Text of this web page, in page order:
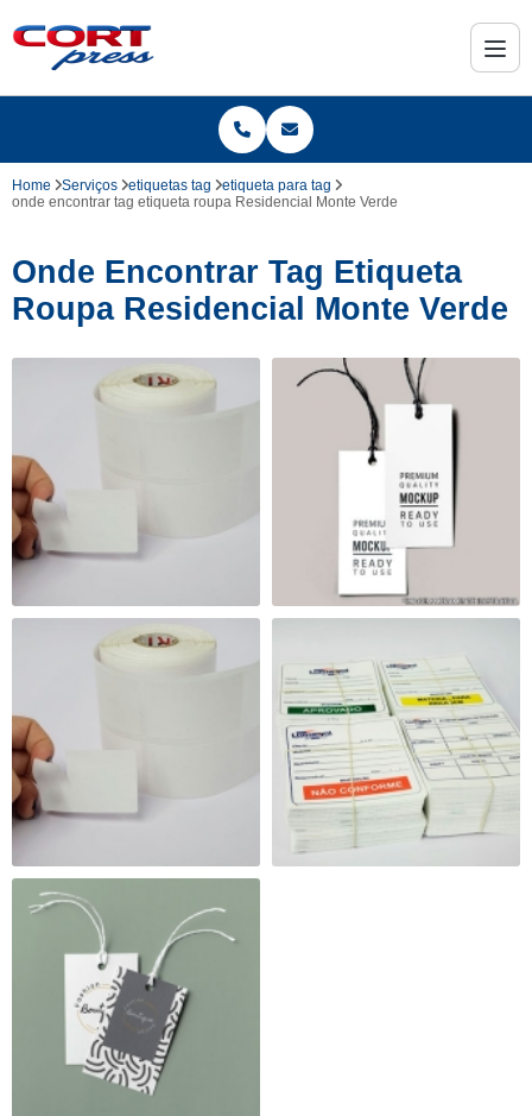
Home Serviços etiquetas tag
etiqueta para tag
onde encontrar tag etiqueta roupa Residencial Monte Verde
Onde Encontrar Tag Etiqueta
Roupa Residencial Monte Verde